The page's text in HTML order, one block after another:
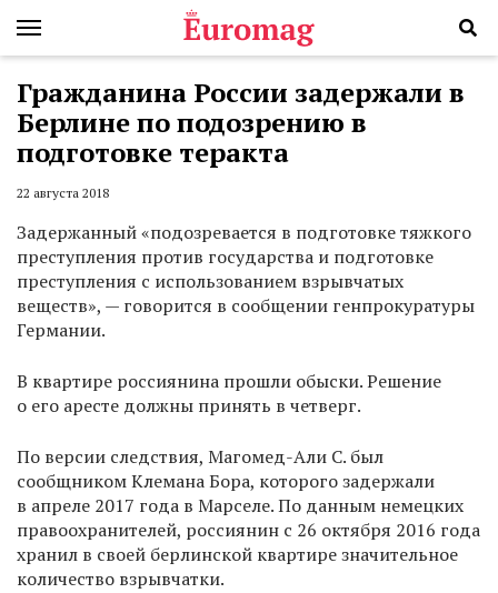
Гражданина России задержали в
Берлине по подозрению в
подготовке теракта
22 августа 2018
Задержанный «подозревается в подготовке тяжкого
преступления против государства и подготовке
преступления с использованием взрывчатых
веществ», — говорится в сообщении генпрокуратуры
Германии.
В квартире россиянина прошли обыски. Решение
о его аресте должны принять в четверг.
По версии следствия, Магомед-Али С. был
сообщником Клемана Бора, которого задержали
в апреле 2017 года в Марселе. По данным немецких
правоохранителей, россиянин с 26 октября 2016 года
хранил в своей берлинской квартире значительное
количество взрывчатки.